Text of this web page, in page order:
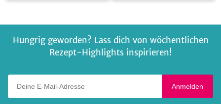
Hungrig geworden? Lass dich von wöchentlichen
Rezept-Highlights inspirieren!
Anmelden